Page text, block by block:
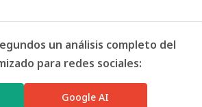
un análisis completo del
para redes sociales:
Google AI